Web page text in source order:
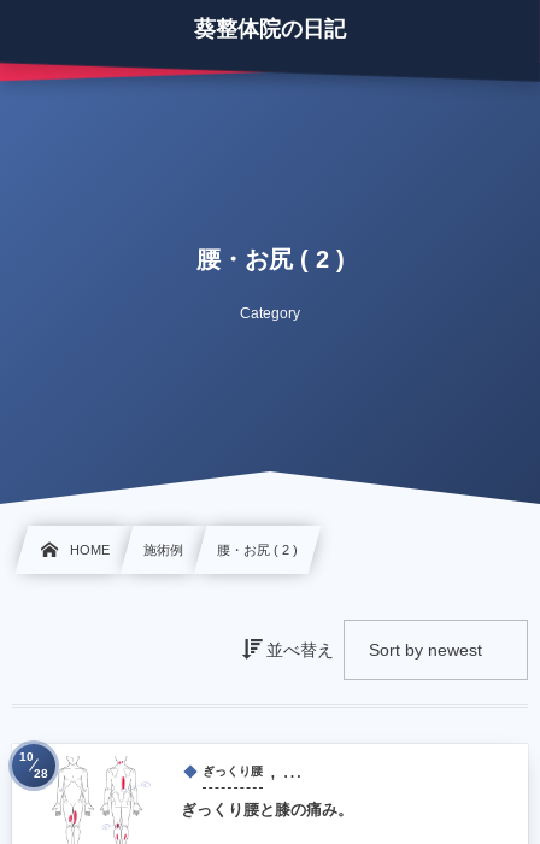
葵整体院の日記
腰・お尻 ( 2 )
Category
HOME 施術例 腰・お尻 ( 2 )
並べ替え
ぎっくり腰 , …
ぎっくり腰と膝の痛み。
10
28